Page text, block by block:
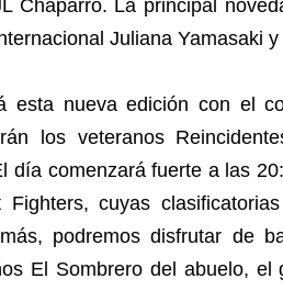
Chaparro. La principal
Juliana Yamasaki
esta nueva edición con el
los veteranos
día comenzará fuerte a las
cuyas
podremos disfrutar de
El Sombrero del abuelo, el